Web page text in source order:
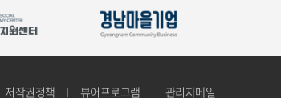
저작권정책 뷰어프로그램 관리자메일